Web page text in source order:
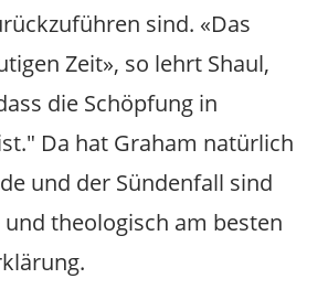
sind. «Das
Zeit», so lehrt Shaul,
die Schöpfung in
Da hat Graham natürlich
und der Sündenfall sind
theologisch am besten